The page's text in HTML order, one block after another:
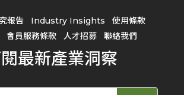
報告 Industry Insights
使用條款
會員服務條款 人才招募 聯絡我們
最新產業洞察